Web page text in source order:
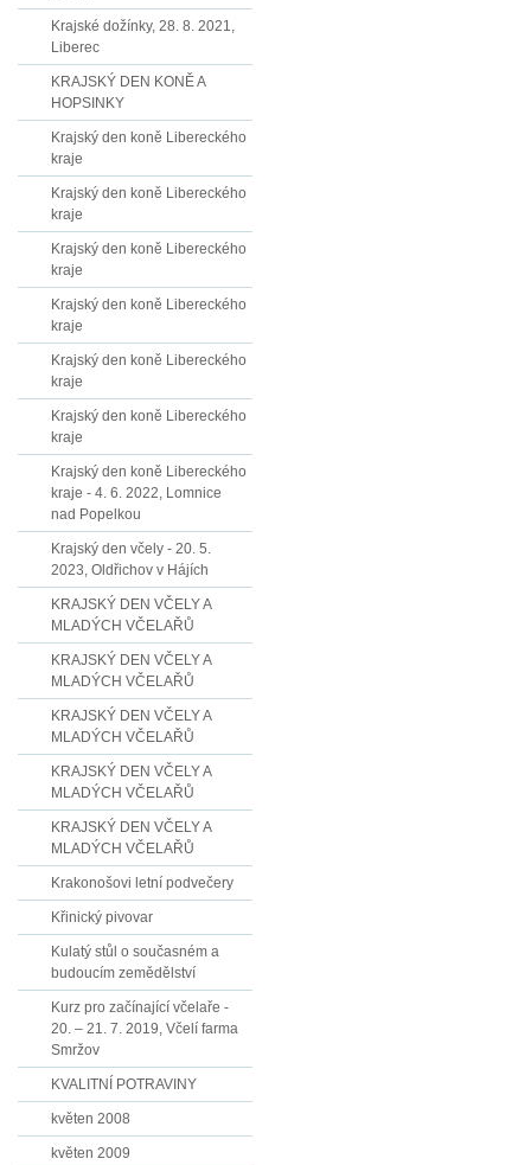
Krajské dožínky, 28. 8. 2021,
Liberec
KRAJSKÝ DEN KONĚ A
HOPSINKY
Krajský den koně Libereckého
kraje
Krajský den koně Libereckého
kraje
Krajský den koně Libereckého
kraje
Krajský den koně Libereckého
kraje
Krajský den koně Libereckého
kraje
Krajský den koně Libereckého
kraje
Krajský den koně Libereckého
kraje - 4. 6. 2022, Lomnice
nad Popelkou
Krajský den včely - 20. 5.
2023, Oldřichov v Hájích
KRAJSKÝ DEN VČELY A
MLADÝCH VČELAŘŮ
KRAJSKÝ DEN VČELY A
MLADÝCH VČELAŘŮ
KRAJSKÝ DEN VČELY A
MLADÝCH VČELAŘŮ
KRAJSKÝ DEN VČELY A
MLADÝCH VČELAŘŮ
KRAJSKÝ DEN VČELY A
MLADÝCH VČELAŘŮ
Krakonošovi letní podvečery
Křinický pivovar
Kulatý stůl o současném a
budoucím zemědělství
Kurz pro začínající včelaře -
20. – 21. 7. 2019, Včelí farma
Smržov
KVALITNÍ POTRAVINY
květen 2008
květen 2009